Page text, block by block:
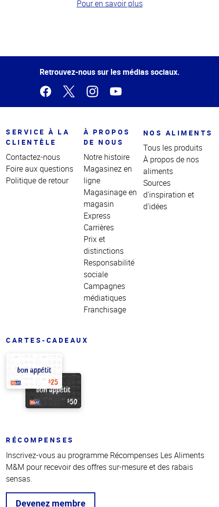
Pour en savoir plus
de la
Retrouvez-nous sur les médias sociaux.
SERVICE À LA
CLIENTÈLE
Contactez-nous
Foire aux questions
Politique de retour
À PROPOS
DE NOUS
Notre histoire
Magasinez en
ligne
Magasinage en
magasin
Express
Carrières
Prix et
distinctions
Responsabilité
sociale
Campagnes
médiatiques
Franchisage
NOS ALIMENTS
Tous les produits
À propos de nos
aliments
Sources
d'inspiration et
d'idées
CARTES-CADEAUX
RÉCOMPENSES
Inscrivez-vous au programme Récompenses Les Aliments
M&M pour recevoir des offres sur-mesure et des rabais
sensas.
Devenez membre